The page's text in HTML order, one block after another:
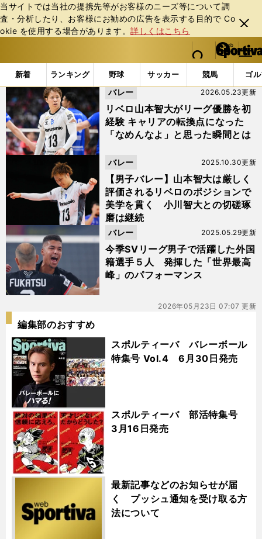
当サイトでは当社の提携先等がお客様のニーズ等について調
査・分析したり、お客様にお勧めの広告を表⽰する⽬的で Co
okie を使⽤する場合があります。詳しくはこちら
閉じ
る
web Sportiva (webスポルティーバ)
検索
マイペ
ー
ジ
メニュ
新着 ランキング 野球 サッカー 競馬 ゴ
b
ス
ル
テ
ィ
ー
バ
「#ミゲル・ロペス」の最新ニュース・ 情報
リベロ山本智大がリーグ優勝を初
経験 キャリアの転換点になった
「なめんなよ」と思った瞬間とは
2026.05.23更新
バレー
【男子バレー】山本智大は厳しく
評価されるリベロのポジションで
美学を貫く 小川智大との切磋琢
磨は継続
2025.10.30更新
バレー
今季SVリーグ男子で活躍した外国
籍選手５人 発揮した「世界最高
峰」のパフォーマンス
2025.05.29更新
バレー
2026年05月23日 07:07 更新
編集部のおすすめ
スポルティーバ バレーボール
特集号 Vol.4 6月30日発売
スポルティーバ 部活特集号
3月16日発売
最新記事などのお知らせが届
く プッシュ通知を受け取る方
法について